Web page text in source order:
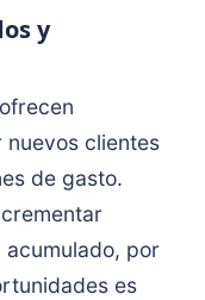
y
clientes
de gasto.
por
es